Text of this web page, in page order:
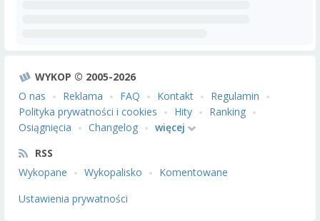
WYKOP © 2005-2026
O nas
Reklama FAQ Kontakt
Regulamin
Polityka prywatności i cookies
Hity
Ranking
Osiągnięcia
Changelog
więcej
RSS
Wykopane
Wykopalisko
Komentowane
Ustawienia prywatności